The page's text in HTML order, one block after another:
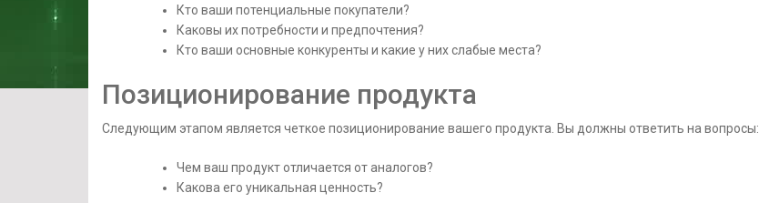
Кто ваши потенциальные покупатели?
Каковы их потребности и предпочтения?
Кто ваши основные конкуренты и какие у них слабые места?
Позиционирование продукта
Следующим этапом является четкое позиционирование вашего продукта. Вы должны ответить на вопросы:
Чем ваш продукт отличается от аналогов?
Какова его уникальная ценность?